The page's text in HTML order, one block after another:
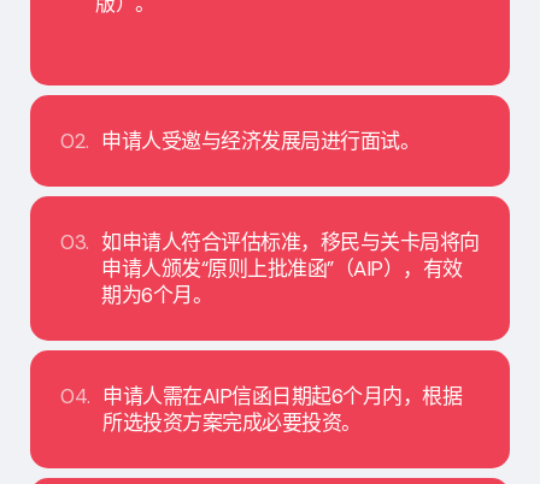
02. 申请人受邀与经济发展局进行面试。
03. 如申请人符合评估标准，移民与关卡局将向
申请人颁发“原则上批准函”（AIP），有效
期为6个月。
04. 申请人需在AIP信函日期起6个月内，根据
所选投资方案完成必要投资。